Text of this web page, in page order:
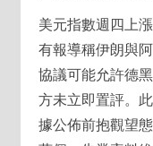
美元指數週四上
有報導稱伊朗與
協議可能允許德
方未立即置評。
據公佈前抱觀望